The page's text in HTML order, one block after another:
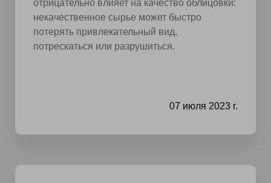
отрицательно влияет на качество облицовки:
некачественное сырье может быстро
потерять привлекательный вид,
потрескаться или разрушиться.
07 июля 2023 г.